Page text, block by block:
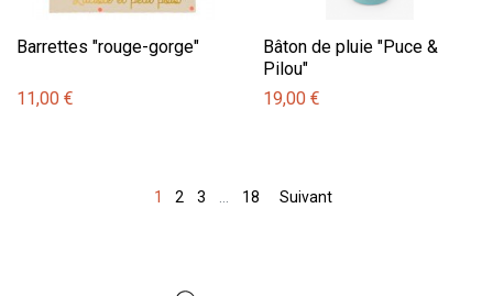
Barrettes "rouge-gorge"
11,00 €
Bâton de pluie "Puce &
Pilou"
19,00 €
1 2 3 18 Suivant